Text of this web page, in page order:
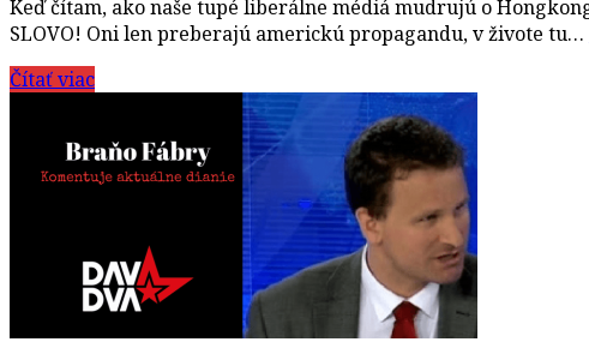
Keď čítam, ako naše tupé liberálne médiá mudrujú o
SLOVO! Oni len preberajú americkú propagandu, v živote tu…
Čítať viac